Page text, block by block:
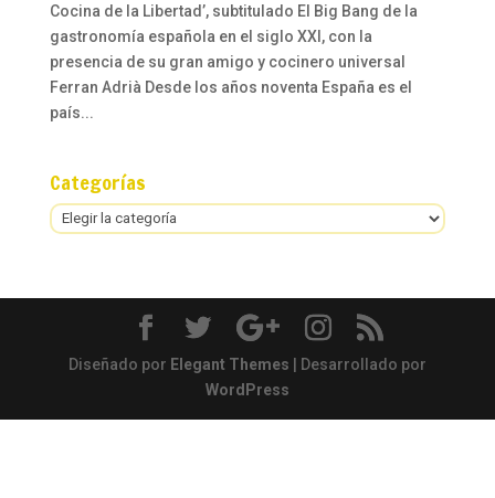
Cocina de la Libertad’, subtitulado El Big Bang de la
gastronomía española en el siglo XXI, con la
presencia de su gran amigo y cocinero universal
Ferran Adrià Desde los años noventa España es el
país...
Categorías
Categorías
Diseñado por Elegant Themes | Desarrollado por
WordPress